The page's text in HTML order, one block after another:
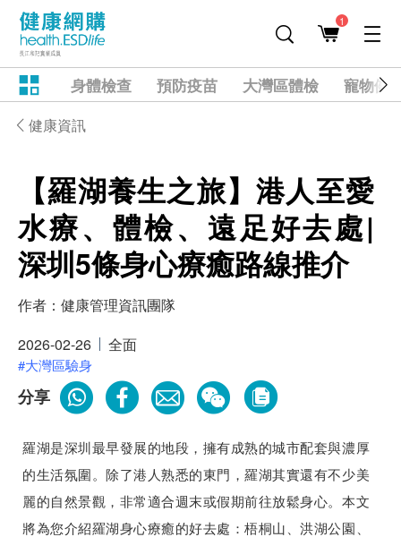
1
身體檢查 預防疫苗 大灣區體檢 寵物健
健康資訊
【羅湖養生之旅】港人至愛
水療、體檢、遠足好去處|
深圳5條身心療癒路線推介
作者： 健康管理資訊團隊
2026-02-26
全面
#大灣區驗身
分享
羅湖是深圳最早發展的地段，擁有成熟的城市配套與濃厚
的生活氛圍。除了港人熟悉的東門，羅湖其實還有不少美
麗的自然景觀，非常適合週末或假期前往放鬆身心。本文
將為您介紹羅湖身心療癒的好去處：梧桐山、洪湖公園、